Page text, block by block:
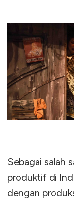
Sebagai salah
produktif di
dengan